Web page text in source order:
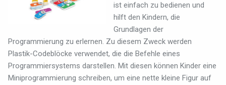
ist einfach zu bedienen und
hilft den Kindern, die
Grundlagen der
Programmierung zu erlernen. Zu diesem Zweck werden
Plastik-Codeblöcke verwendet, die die Befehle eines
Programmiersystems darstellen. Mit diesen können Kinder eine
Miniprogrammierung schreiben, um eine nette kleine Figur auf